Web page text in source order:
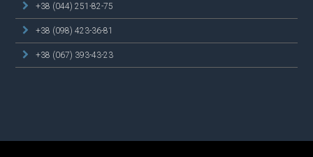
+38 (044) 251-82-75
+38 (098) 423-36-81
+38 (067) 393-43-23